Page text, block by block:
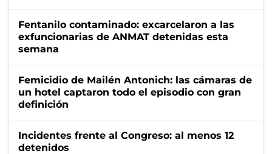
Fentanilo contaminado: excarcelaron a las
exfuncionarias de ANMAT detenidas esta
semana
Femicidio de Mailén Antonich: las cámaras de
un hotel captaron todo el episodio con gran
definición
Incidentes frente al Congreso: al menos 12
detenidos